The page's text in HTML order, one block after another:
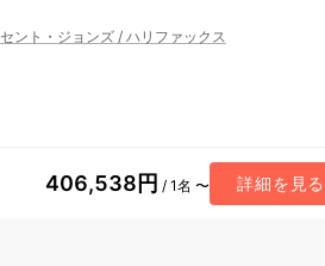
セント・ジョンズ/ ハリファックス
406,538円 / 1名 〜 詳細を見る